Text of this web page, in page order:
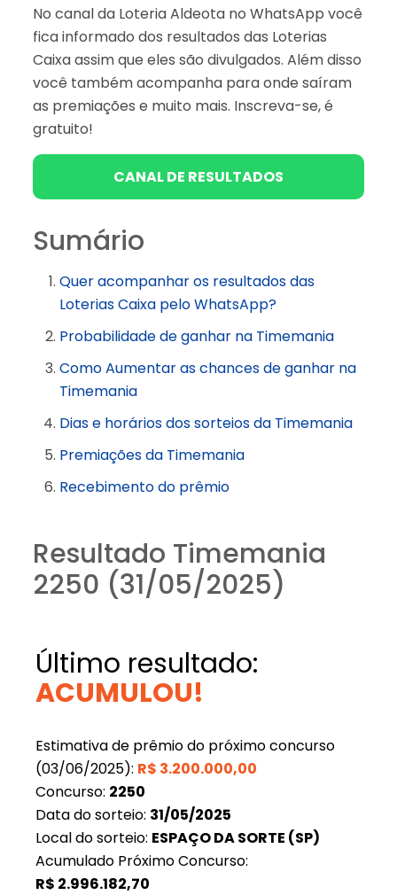
No canal da Loteria Aldeota no WhatsApp você
fica informado dos resultados das Loterias
Caixa assim que eles são divulgados. Além disso
você também acompanha para onde saíram
as premiações e muito mais. Inscreva-se, é
gratuito!
CANAL DE RESULTADOS
Sumário
Quer acompanhar os resultados das
Loterias Caixa pelo WhatsApp?
Probabilidade de ganhar na Timemania
Como Aumentar as chances de ganhar na
Timemania
Dias e horários dos sorteios da Timemania
Premiações da Timemania
Recebimento do prêmio
Resultado Timemania
2250 (31/05/2025)
Último resultado:
ACUMULOU!
Estimativa de prêmio do próximo concurso
(03/06/2025): R$ 3.200.000,00
Concurso: 2250
Data do sorteio: 31/05/2025
Local do sorteio: ESPAÇO DA SORTE (SP)
Acumulado Próximo Concurso:
R$ 2.996.182,70